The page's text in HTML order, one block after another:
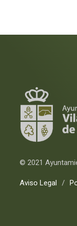
© 2021
Aviso Legal /